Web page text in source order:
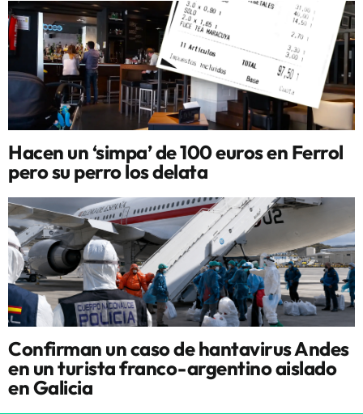
Hacen un ‘simpa’ de 100 euros en Ferrol
pero su perro los delata
Confirman un caso de hantavirus Andes
en un turista franco-argentino aislado
en Galicia